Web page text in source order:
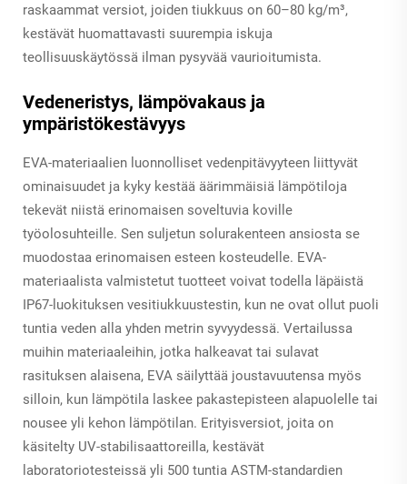
raskaammat versiot, joiden tiukkuus on 60–80 kg/m³,
kestävät huomattavasti suurempia iskuja
teollisuuskäytössä ilman pysyvää vaurioitumista.
Vedeneristys, lämpövakaus ja
ympäristökestävyys
EVA-materiaalien luonnolliset vedenpitävyyteen liittyvät
ominaisuudet ja kyky kestää äärimmäisiä lämpötiloja
tekevät niistä erinomaisen soveltuvia koville
työolosuhteille. Sen suljetun solurakenteen ansiosta se
muodostaa erinomaisen esteen kosteudelle. EVA-
materiaalista valmistetut tuotteet voivat todella läpäistä
IP67-luokituksen vesitiukkuustestin, kun ne ovat ollut puoli
tuntia veden alla yhden metrin syvyydessä. Vertailussa
muihin materiaaleihin, jotka halkeavat tai sulavat
rasituksen alaisena, EVA säilyttää joustavuutensa myös
silloin, kun lämpötila laskee pakastepisteen alapuolelle tai
nousee yli kehon lämpötilan. Erityisversiot, joita on
käsitelty UV-stabilisaattoreilla, kestävät
laboratoriotesteissä yli 500 tuntia ASTM-standardien